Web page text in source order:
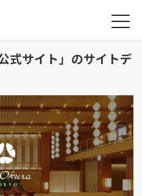
式サイト」のサイトデ